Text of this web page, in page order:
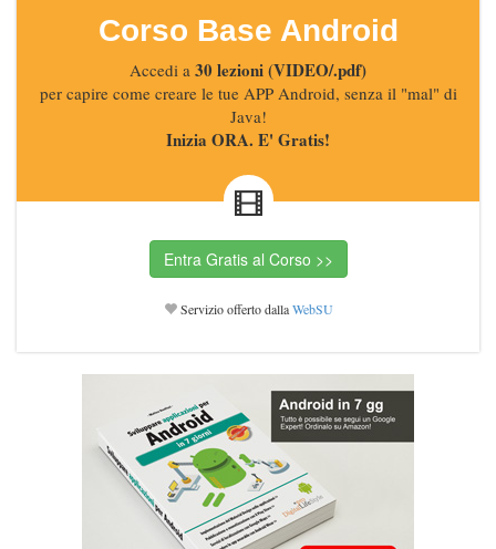
Corso Base Android
Accedi a 30 lezioni (VIDEO/.pdf)
per capire come creare le tue APP Android, senza il "mal" di
Java!
Inizia ORA. E' Gratis!
Servizio offerto dallaWebSU